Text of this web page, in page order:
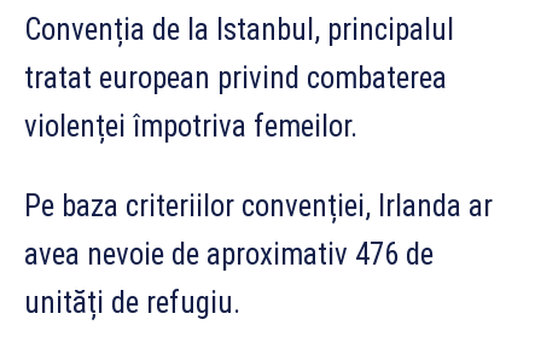
Convenția de la Istanbul, principalul
tratat european privind combaterea
violenței împotriva femeilor.
Pe baza criteriilor convenției, Irlanda ar
avea nevoie de aproximativ 476 de
unități de refugiu.